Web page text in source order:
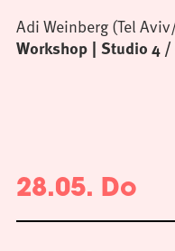
Workshop Studio 4
Adi Weinberg (Tel
28.05. Do